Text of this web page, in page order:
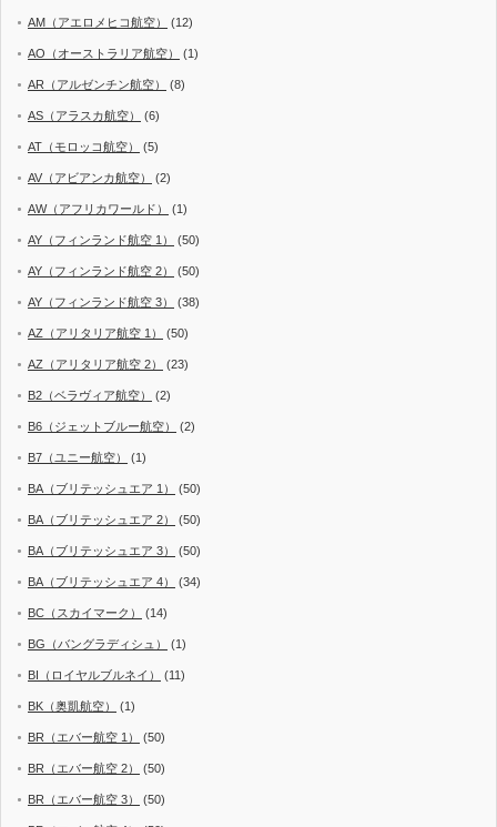
AM（アエロメヒコ航空） (12)
AO（オーストラリア航空） (1)
AR（アルゼンチン航空） (8)
AS（アラスカ航空） (6)
AT（モロッコ航空） (5)
AV（アビアンカ航空） (2)
AW（アフリカワールド） (1)
AY（フィンランド航空 1） (50)
AY（フィンランド航空 2） (50)
AY（フィンランド航空 3） (38)
AZ（アリタリア航空 1） (50)
AZ（アリタリア航空 2） (23)
B2（ベラヴィア航空） (2)
B6（ジェットブルー航空） (2)
B7（ユニー航空） (1)
BA（ブリテッシュエア 1） (50)
BA（ブリテッシュエア 2） (50)
BA（ブリテッシュエア 3） (50)
BA（ブリテッシュエア 4） (34)
BC（スカイマーク） (14)
BG（バングラディシュ） (1)
BI（ロイヤルブルネイ） (11)
BK（奥凱航空） (1)
BR（エバー航空 1） (50)
BR（エバー航空 2） (50)
BR（エバー航空 3） (50)